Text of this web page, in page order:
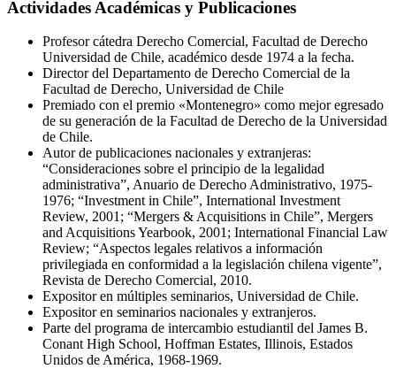
Actividades Académicas y Publicaciones
Profesor cátedra Derecho Comercial, Facultad de Derecho
Universidad de Chile, académico desde 1974 a la fecha.
Director del Departamento de Derecho Comercial de la
Facultad de Derecho, Universidad de Chile
Premiado con el premio «Montenegro» como mejor egresado
de su generación de la Facultad de Derecho de la Universidad
de Chile.
Autor de publicaciones nacionales y extranjeras:
“Consideraciones sobre el principio de la legalidad
administrativa”, Anuario de Derecho Administrativo, 1975-
1976; “Investment in Chile”, International Investment
Review, 2001; “Mergers & Acquisitions in Chile”, Mergers
and Acquisitions Yearbook, 2001; International Financial Law
Review; “Aspectos legales relativos a información
privilegiada en conformidad a la legislación chilena vigente”,
Revista de Derecho Comercial, 2010.
Expositor en múltiples seminarios, Universidad de Chile.
Expositor en seminarios nacionales y extranjeros.
Parte del programa de intercambio estudiantil del James B.
Conant High School, Hoffman Estates, Illinois, Estados
Unidos de América, 1968-1969.